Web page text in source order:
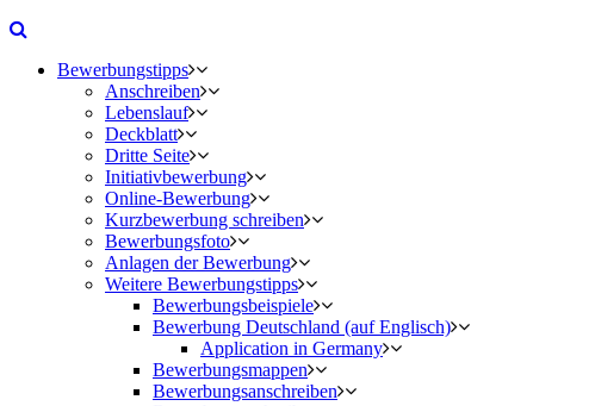
Bewerbungstipps
Anschreiben
Lebenslauf
Deckblatt
Dritte Seite
Initiativbewerbung
Online-Bewerbung
Kurzbewerbung schreiben
Bewerbungsfoto
Anlagen der Bewerbung
Weitere Bewerbungstipps
Bewerbungsbeispiele
Bewerbung Deutschland (auf Englisch)
Application in Germany
Bewerbungsmappen
Bewerbungsanschreiben